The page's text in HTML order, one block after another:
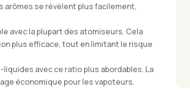
arômes se révèlent plus facilement,
avec la plupart des atomiseurs. Cela
plus efficace, tout en limitant le risque
liquides avec ce ratio plus abordables. La
économique pour les vapoteurs.